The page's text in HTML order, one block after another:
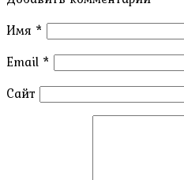
Имя *
Email *
Сайт